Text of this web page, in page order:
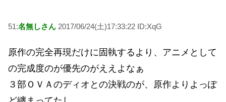
51:名無しさん 2017/06/24(土)17:33:22 ID:XqG
原作の完全再現だけに固執するより、アニメとして
の完成度のが優先のがええよなぁ
３部ＯＶＡのディオとの決戦のが、原作よりよっぽ